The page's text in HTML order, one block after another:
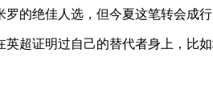
的绝佳人选，但今夏这笔转会成行
超证明过自己的替代者身上，比如